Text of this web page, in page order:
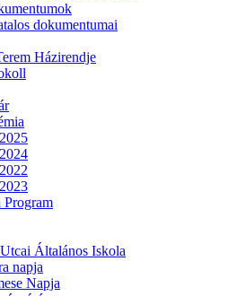
dokumentumai
Házirendje
Program
Általános Iskola
napja
Napja